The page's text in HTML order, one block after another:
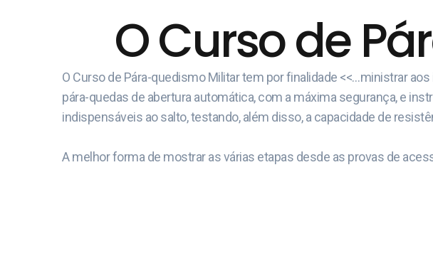
O Curso de
O Curso de Pára-quedismo Militar tem por finalidade <<…ministrar
pára-quedas de abertura automática, com a máxima segurança, e
indispensáveis ao salto, testando, além disso, a capacidade de
A melhor forma de mostrar as várias etapas desde as provas de